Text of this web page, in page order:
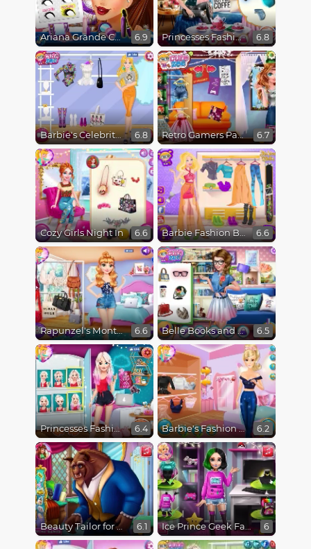
Ariana Grande Colors Of The Year 6.9 Princesses Fashion Over Coffee 6.8
Barbie's Celebrity Crush 6.8 Retro Gamers Party 6.7
Cozy Girls Night In 6.6 Barbie Fashion Blogger 6.6
Rapunzel's Monthly Favorites 6.6 Belle Books and Fashion 6.5
Princesses Fashion Favorites 6.4 Barbie's Fashion Startup 6.2
Beauty Tailor for Beast 6.1 Ice Prince Geek Fashion 6